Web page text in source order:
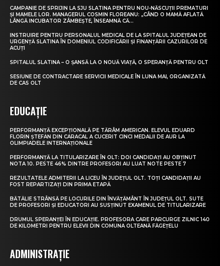
CAMPANIE DE SPRIJIN LA SJU SLATINA PENTRU NOU-NĂSCUȚII PREMATURI
ȘI MAMELE LOR. MANAGERUL COSMIN FLOREANU: „CÂND O MAMĂ AFLATĂ
LÂNGĂ INCUBATOR ZÂMBEȘTE, ÎNSEAMNĂ CĂ...
INSTRUIRE PENTRU PERSONALUL MEDICAL DE LA SPITALUL JUDEȚEAN DE
URGENȚĂ SLATINA ÎN DOMENIUL CODIFICĂRII ȘI FINANȚĂRII CAZURILOR DE
ACUȚI
SPITALUL SLATINA – O ȘANSĂ LA O NOUĂ VIAȚĂ, O SPERANȚĂ PENTRU OLT
SESIUNE DE CONTRACTARE SERVICII MEDICALE ÎN LUNA MAI, ORGANIZATĂ
DE CAS OLT
EDUCAȚIE
PERFORMANȚĂ EXCEPȚIONALĂ PE TĂRÂM AMERICAN. ELEVUL EDUARD
FLORIN ȘTEFAN DIN CARACAL A CUCERIT CINCI MEDALII DE AUR LA
OLIMPIADELE INTERNAȚIONALE
PERFORMANȚĂ LA TITULARIZARE ÎN OLT: DOI CANDIDAȚI AU OBȚINUT
NOTA 10. PESTE 46% DINTRE PROFESORI AU LUAT NOTE PESTE 7
REZULTATELE ADMITERII LA LICEU ÎN JUDEȚUL OLT. TOȚI CANDIDAȚII AU
FOST REPARTIZAȚI DIN PRIMA ETAPĂ
BĂTĂLIE STRÂNSĂ PE LOCURILE DIN ÎNVĂȚĂMÂNT ÎN JUDEȚUL OLT. SUTE
DE PROFESORI ȘI EDUCATORI AU SUSȚINUT EXAMENUL DE TITULARIZARE
DRUMUL SPERANȚEI ÎN EDUCAȚIE. PROFESORA CARE PARCURGE ZILNIC 140
DE KILOMETRI PENTRU ELEVII DIN COMUNA OLTEANĂ FĂGEȚELU
ADMINISTRAȚIE